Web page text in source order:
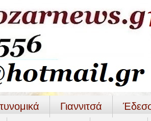
Γιαννιτσά